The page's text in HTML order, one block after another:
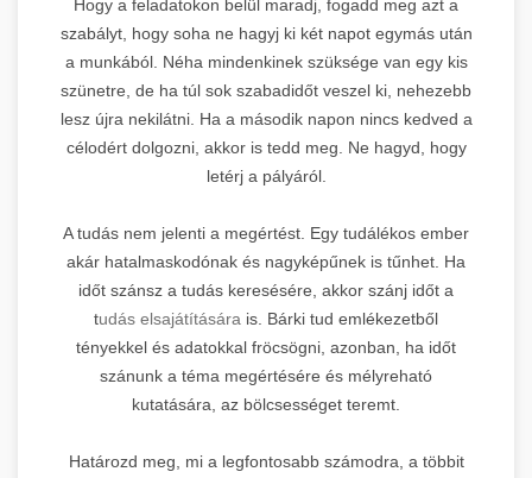
Hogy a feladatokon belül maradj, fogadd meg azt a
szabályt, hogy soha ne hagyj ki két napot egymás után
a munkából. Néha mindenkinek szüksége van egy kis
szünetre, de ha túl sok szabadidőt veszel ki, nehezebb
lesz újra nekilátni. Ha a második napon nincs kedved a
célodért dolgozni, akkor is tedd meg. Ne hagyd, hogy
letérj a pályáról.
A tudás nem jelenti a megértést. Egy tudálékos ember
akár hatalmaskodónak és nagyképűnek is tűnhet. Ha
időt szánsz a tudás keresésére, akkor szánj időt a
tudás elsajátítására is. Bárki tud emlékezetből
tényekkel és adatokkal fröcsögni, azonban, ha időt
szánunk a téma megértésére és mélyreható
kutatására, az bölcsességet teremt.
Határozd meg, mi a legfontosabb számodra, a többit